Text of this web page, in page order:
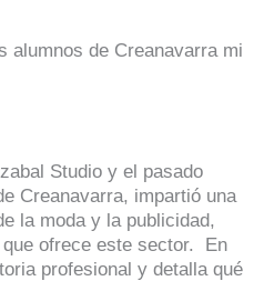
alumnos de Creanavarra mi
Studio y el pasado
Creanavarra, impartió una
la moda y la publicidad,
ofrece este sector. En
profesional y detalla qué